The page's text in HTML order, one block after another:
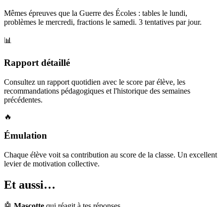
Mêmes épreuves que la Guerre des Écoles : tables le lundi,
problèmes le mercredi, fractions le samedi. 3 tentatives par jour.
📊
Rapport détaillé
Consultez un rapport quotidien avec le score par élève, les
recommandations pédagogiques et l'historique des semaines
précédentes.
🔥
Émulation
Chaque élève voit sa contribution au score de la classe. Un excellent
levier de motivation collective.
Et aussi…